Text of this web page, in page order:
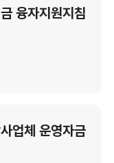
융자지원지침
업체 운영자금